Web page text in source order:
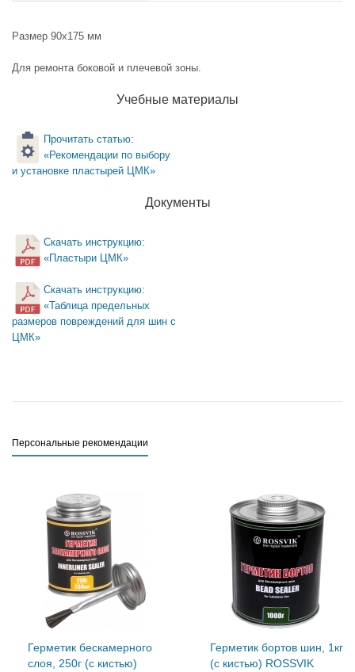
Размер 90х175 мм
Для ремонта боковой и плечевой зоны.
Учебные материалы
Прочитать статью:
«Рекомендации по выбору
и установке пластырей ЦМК»
Документы
Скачать инструкцию:
«Пластыри ЦМК»
Скачать инструкцию:
«Таблица предельных
размеров повреждений для шин с
ЦМК»
Персональные рекомендации
Герметик бескамерного
слоя, 250г (с кистью)
Герметик бортов шин, 1кг
(с кистью) ROSSVIK